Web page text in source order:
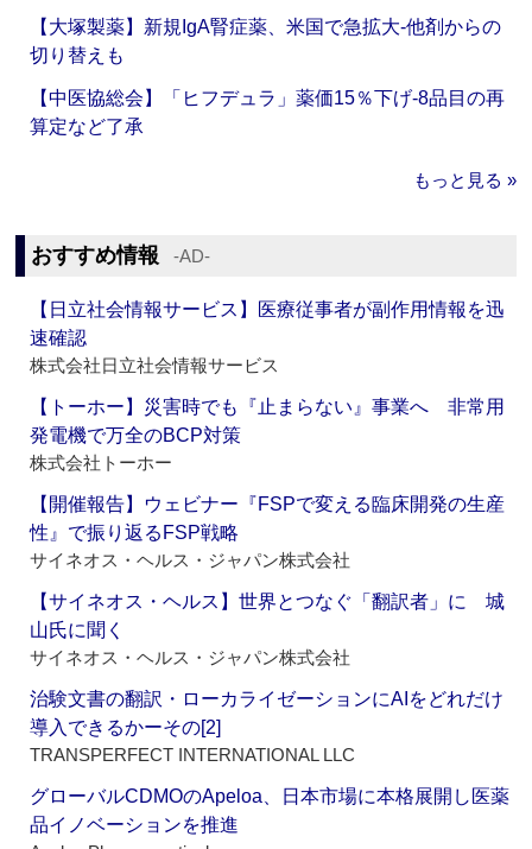
【大塚製薬】新規IgA腎症薬、米国で急拡大‐他剤からの
切り替えも
【中医協総会】「ヒフデュラ」薬価15％下げ‐8品目の再
算定など了承
もっと見る »
おすすめ情報 ‐AD‐
【日立社会情報サービス】医療従事者が副作用情報を迅
速確認
株式会社日立社会情報サービス
【トーホー】災害時でも『止まらない』事業へ 非常用
発電機で万全のBCP対策
株式会社トーホー
【開催報告】ウェビナー『FSPで変える臨床開発の生産
性』で振り返るFSP戦略
サイネオス・ヘルス・ジャパン株式会社
【サイネオス・ヘルス】世界とつなぐ「翻訳者」に 城
山氏に聞く
サイネオス・ヘルス・ジャパン株式会社
治験文書の翻訳・ローカライゼーションにAIをどれだけ
導入できるかーその[2]
TRANSPERFECT INTERNATIONAL LLC
グローバルCDMOのApeloa、日本市場に本格展開し医薬
品イノベーションを推進